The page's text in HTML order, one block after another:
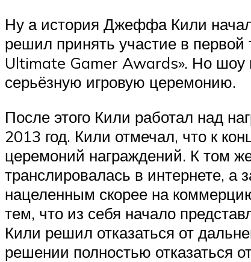
Ну а история Джеффа Кили
решил принять участие в
Ultimate Gamer Awards». Но шоу
серьёзную игровую церемонию.
После этого Кили работал над
2013 год. Кили отмечал, что к
церемоний награждений. К том
транслировалась в интернете,
нацеленным скорее на
тем, что из себя начало
Кили решил отказаться от
решении полностью отказаться